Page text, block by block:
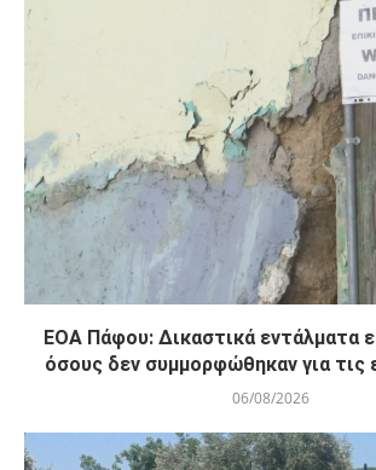
ΕΟΑ Πάφου: Δικαστικά εντάλματα
όσους δεν συμμορφώθηκαν για τις
06/08/2026